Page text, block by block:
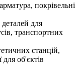
покрівельні
для
транспортних
станцій,
для об'єктів